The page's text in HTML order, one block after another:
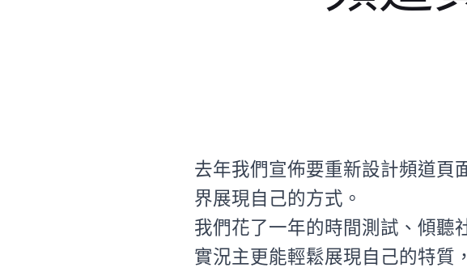
去年我們宣佈要重新設計頻道頁
界展現自己的方式。
我們花了一年的時間測試、傾聽
實況主更能輕鬆展現自己的特質